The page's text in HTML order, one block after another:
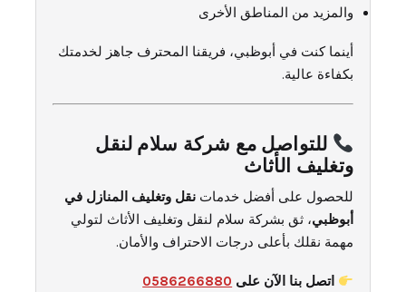
والمزيد من المناطق الأخرى
أينما كنت في أبوظبي، فريقنا المحترف جاهز لخدمتك
بكفاءة عالية.
للتواصل مع شركة سلام لنقل
وتغليف الأثاث
للحصول على أفضل خدمات نقل وتغليف المنازل في
أبوظبي، ثق بشركة سلام لنقل وتغليف الأثاث لتولي
مهمة نقلك بأعلى درجات الاحتراف والأمان.
اتصل بنا الآن على 0586266880